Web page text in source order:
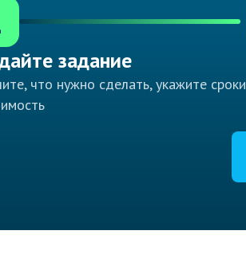
задание
что нужно сделать, укажите сроки